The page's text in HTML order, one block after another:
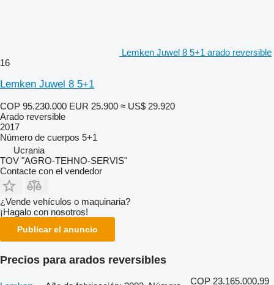
Lemken Juwel 8 5+1 arado reversible
16
Lemken Juwel 8 5+1
COP 95.230.000 EUR 25.900 ≈ US$ 29.920
Arado reversible
2017
Número de cuerpos 5+1
Ucrania
TOV "AGRO-TEHNO-SERVIS"
Contacte con el vendedor
¿Vende vehículos o maquinaria?
¡Hagalo con nosotros!
Publicar el anuncio
Precios para arados reversibles
COP 23.165.000,99